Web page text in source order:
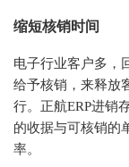
缩短核销时间
电子行业客户多，
给予核销，来释放
行。正航ERP进销
的收据与可核销的
率。